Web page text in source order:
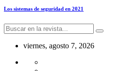
Los sistemas de seguridad en 2021
viernes, agosto 7, 2026